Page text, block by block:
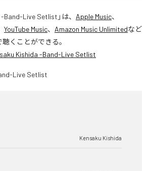
-Band-Live Setlist 」は、 Apple Music、
YouTube Music、 Amazon Music Unlimitedなど
くことができる。
Kishida -Band-Live Setlist
Kensaku Kishida